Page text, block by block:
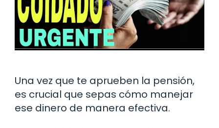
Una vez que te aprueben la pensión,
es crucial que sepas cómo manejar
ese dinero de manera efectiva.